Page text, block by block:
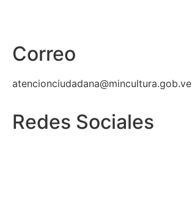
Correo
atencionciudadana@mincultura.gob.ve
Redes Sociales